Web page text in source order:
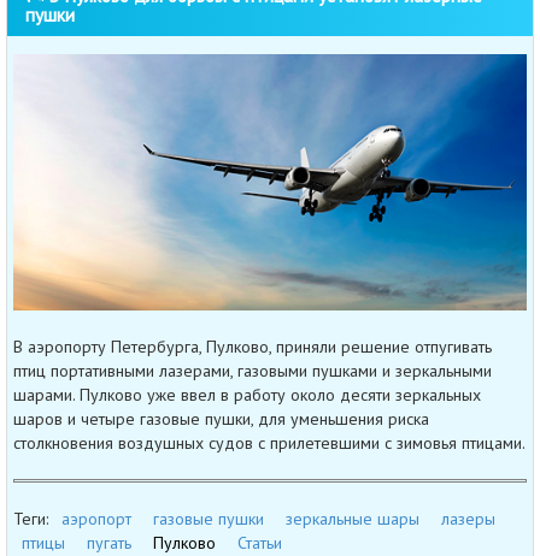
пушки
В аэропорту Петербурга, Пулково, приняли решение отпугивать
птиц портативными лазерами, газовыми пушками и зеркальными
шарами. Пулково уже ввел в работу около десяти зеркальных
шаров и четыре газовые пушки, для уменьшения риска
столкновения воздушных судов с прилетевшими с зимовья птицами.
Теги: аэропорт газовые пушки зеркальные шары
лазеры
птицы
пугать Пулково
Статьи